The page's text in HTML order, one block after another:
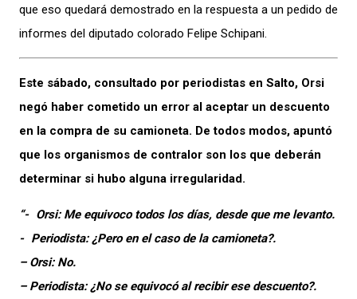
que eso quedará demostrado en la respuesta a un pedido de
informes del diputado colorado Felipe Schipani.
Este sábado, consultado por periodistas en Salto, Orsi
negó haber cometido un error al aceptar un descuento
en la compra de su camioneta. De todos modos, apuntó
que los organismos de contralor son los que deberán
determinar si hubo alguna irregularidad.
“- Orsi: Me equivoco todos los días, desde que me levanto.
- Periodista: ¿Pero en el caso de la camioneta?.
– Orsi: No.
– Periodista: ¿No se equivocó al recibir ese descuento?.